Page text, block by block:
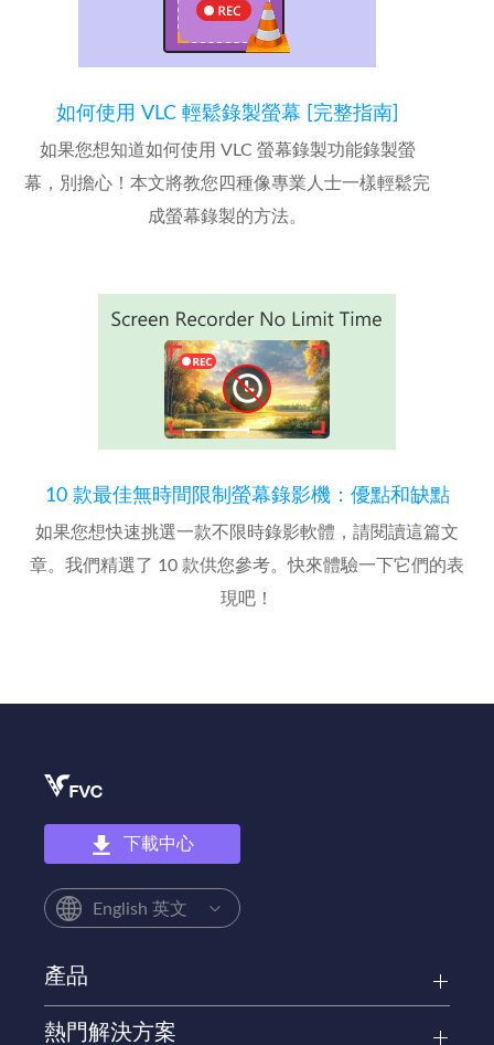
如何使用 VLC 輕鬆錄製螢幕 [完整指南]
如果您想知道如何使用 VLC 螢幕錄製功能錄製螢
幕，別擔心！本文將教您四種像專業人士一樣輕鬆完
成螢幕錄製的方法。
10 款最佳無時間限制螢幕錄影機：優點和缺點
如果您想快速挑選一款不限時錄影軟體，請閱讀這篇文
章。我們精選了 10 款供您參考。快來體驗一下它們的表
現吧！
下載中心
English 英文
產品
熱門解決方案